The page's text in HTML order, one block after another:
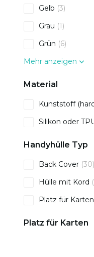
Gelb (3)
Grau (1)
Grün (6)
Mehr anzeigen
Material
Kunststoff
Silikon oder
Handyhülle Typ
Back Cover (30)
Hülle mit Kord
Platz für Karten
Platz für Karten
Gratis